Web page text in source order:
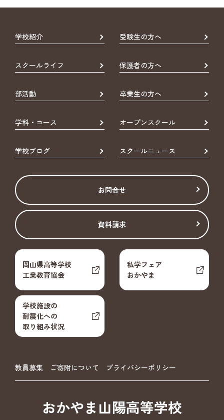
学校紹介 受験生の方へ
スクールライフ 保護者の方へ
部活動 卒業生の方へ
学科・コース オープンスクール
学校ブログ スクールニュース
お問合せ
資料請求
岡山県高等学校
工業教育協会
私学フェア
おかやま
学校施設の
耐震化への
取り組み状況
教員募集 ご寄附について プライバシーポリシー
おかやま山陽高等学校